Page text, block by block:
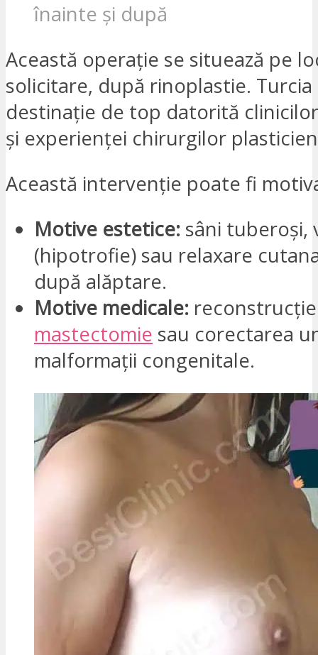
înainte și după
Această operație se situează pe
solicitare, după rinoplastie. Turcia
destinație de top datorită
și experienței chirurgilor
Această intervenție poate fi
Motive estetice: sâni tuberoși,
(hipotrofie) sau relaxare
după alăptare.
Motive medicale:
mastectomie sau corectarea
malformații congenitale.